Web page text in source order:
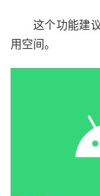
这个功能建
用空间。